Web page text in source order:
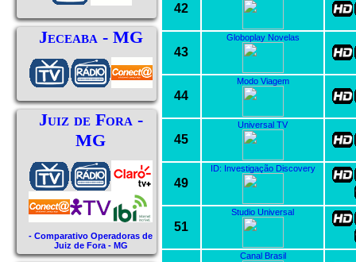
Jeceaba - MG
Juiz de Fora -
MG
- Comparativo Operadoras de
Juiz de Fora - MG
42
43
Globoplay Novelas
44
Modo Viagem
45
Universal TV
49
ID: Investigação Discovery
51
Studio Universal
Canal Brasil